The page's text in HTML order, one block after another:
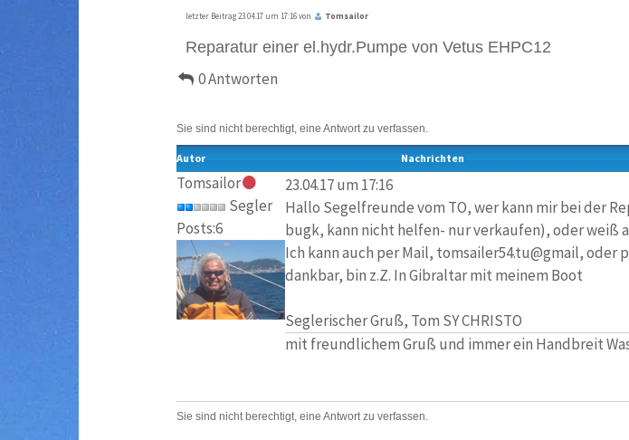
letzter Beitrag 23.04.17 um 17:16 von Tomsailor
Reparatur einer el.hydr.Pumpe von Vetus EHPC12
0 Antworten
Sie sind nicht berechtigt, eine Antwort zu verfassen.
Autor Nachrichten
Tomsailor
Segler
Posts:6
23.04.17 um 17:16
Hallo Segelfreunde vom TO, wer kann mir bei der
bugk, kann nicht helfen- nur verkaufen), oder weiß
Ich kann auch per Mail, tomsailer54.tu@gmail, oder
dankbar, bin z.Z. In Gibraltar mit meinem Boot
Seglerischer Gruß, Tom SY CHRISTO
mit freundlichem Gruß und immer ein Handbreit
Sie sind nicht berechtigt, eine Antwort zu verfassen.